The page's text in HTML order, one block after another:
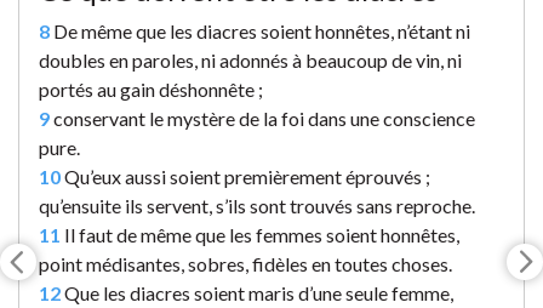
8 De même que les diacres soient honnêtes, n’étant ni
doubles en paroles, ni adonnés à beaucoup de vin, ni
portés au gain déshonnête ;
9conservant le mystère de la foi dans une conscience
pure.
10Qu’eux aussi soient premièrement éprouvés ;
qu’ensuite ils servent, s’ils sont trouvés sans reproche.
11 Il faut de même que les femmes soient honnêtes,
point médisantes, sobres, fidèles en toutes choses.
12Que les diacres soient maris d’une seule femme,